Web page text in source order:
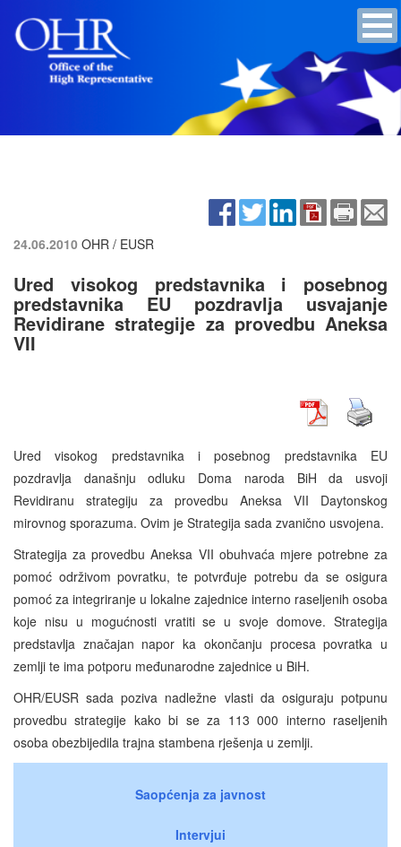
24.06.2010 OHR / EUSR
Ured visokog predstavnika i posebnog
predstavnika EU pozdravlja usvajanje
Revidirane strategije za provedbu Aneksa
VII
Ured visokog predstavnika i posebnog predstavnika EU
pozdravlja današnju odluku Doma naroda BiH da usvoji
Revidiranu strategiju za provedbu Aneksa VII Daytonskog
mirovnog sporazuma. Ovim je Strategija sada zvanično usvojena.
Strategija za provedbu Aneksa VII obuhvaća mjere potrebne za
pomoć održivom povratku, te potvrđuje potrebu da se osigura
pomoć za integriranje u lokalne zajednice interno raseljenih osoba
koje nisu u mogućnosti vratiti se u svoje domove. Strategija
predstavlja značajan napor ka okončanju procesa povratka u
zemlji te ima potporu međunarodne zajednice u BiH.
OHR/EUSR sada poziva nadležne vlasti da osiguraju potpunu
provedbu strategije kako bi se za 113 000 interno raseljenih
osoba obezbijedila trajna stambena rješenja u zemlji.
Saopćenja za javnost
Intervjui